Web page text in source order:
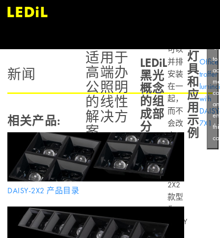
新闻
适用于
高端办
公照明
的线性
解决方
案
LEDiL
黑光
概念
的组
成部
分
可以
并排
安装
在一
起，
而不
会改
变
LED
的间
2X2
款型
为
DAISY
灯
具
和
应
用
示
例
Office
troffer
with
7X1
to
相关产品:
DAISY-2X2 产品目录